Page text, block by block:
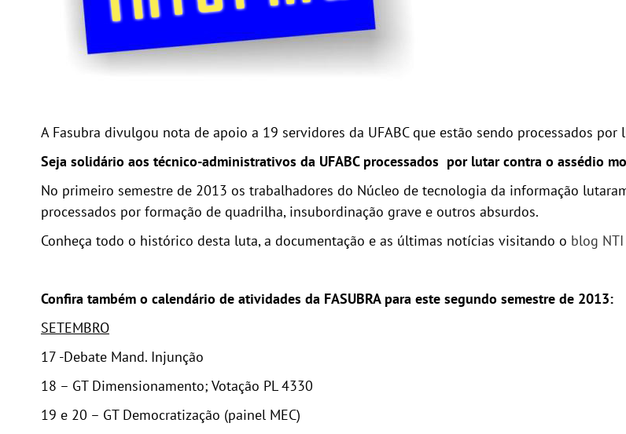
A Fasubra divulgou nota de apoio a 19 servidores da UFABC que estão sendo processados
Seja solidário aos técnico-administrativos da UFABC processados por lutar contra o assédio
No primeiro semestre de 2013 os trabalhadores do Núcleo de tecnologia da informação
processados por formação de quadrilha, insubordinação grave e outros absurdos.
Conheça todo o histórico desta luta, a documentação e as últimas notícias visitando o blog
Confira também o calendário de atividades da FASUBRA para este segundo semestre de 2013:
SETEMBRO
17 -Debate Mand. Injunção
18 – GT Dimensionamento; Votação PL 4330
19 e 20 – GT Democratização (painel MEC)